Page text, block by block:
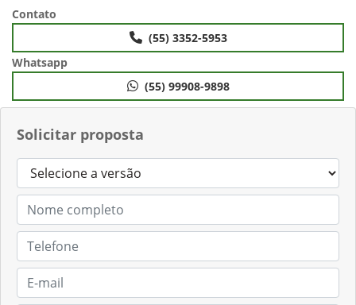
Solicitar proposta
Contato
(55) 3352-5953
Whatsapp
(55) 99908-9898